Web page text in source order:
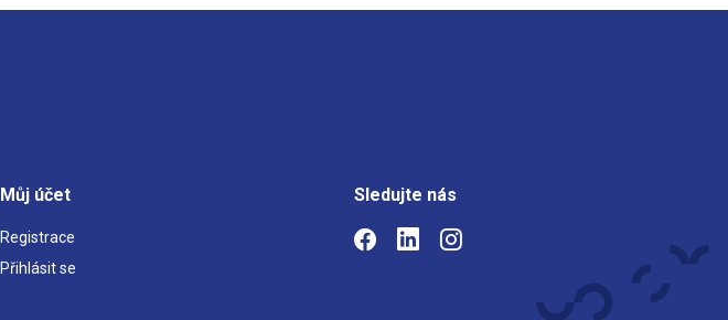
Můj účet
Registrace
Přihlásit se
Sledujte nás